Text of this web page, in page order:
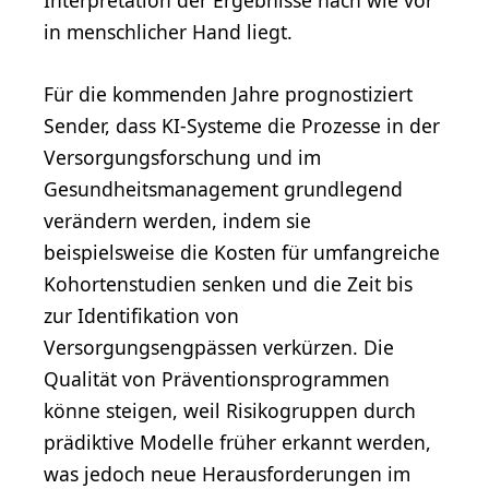
in menschlicher Hand liegt.
Für die kommenden Jahre prognostiziert
Sender, dass KI-Systeme die Prozesse in der
Versorgungsforschung und im
Gesundheitsmanagement grundlegend
verändern werden, indem sie
beispielsweise die Kosten für umfangreiche
Kohortenstudien senken und die Zeit bis
zur Identifikation von
Versorgungsengpässen verkürzen. Die
Qualität von Präventionsprogrammen
könne steigen, weil Risikogruppen durch
prädiktive Modelle früher erkannt werden,
was jedoch neue Herausforderungen im